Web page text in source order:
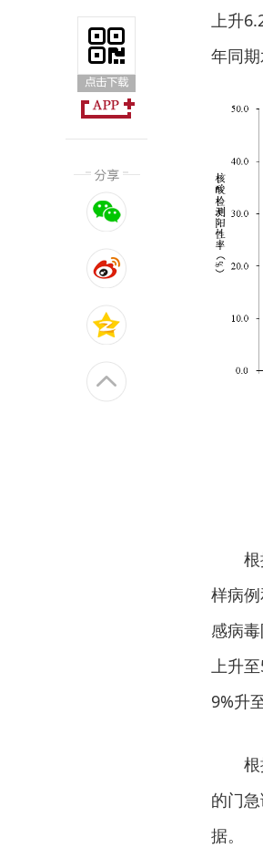
上升
年同期
样病
感病
上升
9%升
的门
据。